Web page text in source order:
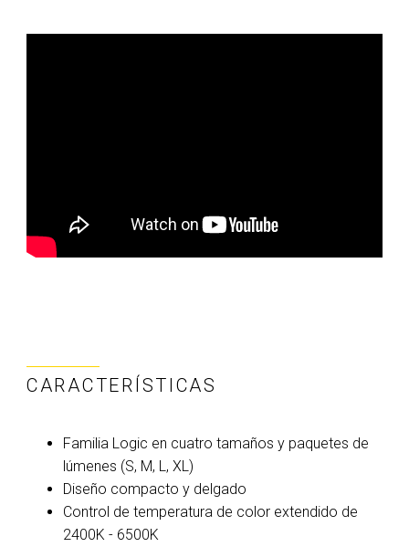
CARACTERÍSTICAS
Familia Logic en cuatro tamaños y paquetes de
lúmenes (S, M, L, XL)
Diseño compacto y delgado
Control de temperatura de color extendido de
2400K - 6500K